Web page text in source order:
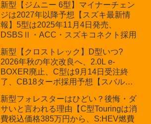
プが争点【スズキ最新情報】特別仕様
車「ZC33S Final Edition」終了
新型【ジムニー 6型】マイナーチェン
ジは2027年以降予想【スズキ最新情
報】5型は2025年11月4日発売、
DSBSⅡ・ACC・スズキコネクト採用
新型【クロストレック】D型いつ?
2026年秋の年次改良へ、2.0L e-
BOXER廃止、C型は9月14日受注終
了、CB18ターボ採用予想【スバル最
新型フォレスターはひどい？後悔・ダ
サいと言われる理由【C型Touringは消
費税込価格385万円から、S:HEV燃費